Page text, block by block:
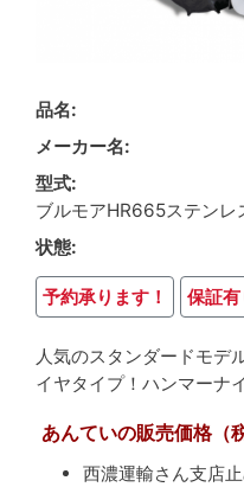
品名
メーカー名
型式
ブルモアHR665ステンレ
状態
予約承ります！ 保証有
人気のスタンダードモデ
イヤタイプ！ハンマーナ
あんていの販売価格（
西濃運輸さん支店